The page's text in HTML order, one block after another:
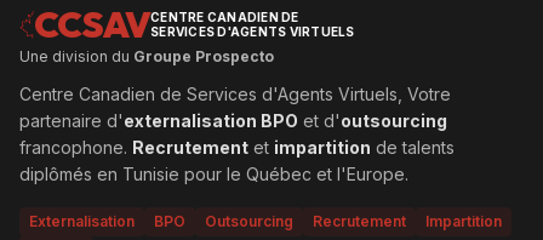
CCSAVCENTRE CANADIEN DE
SERVICES D'AGENTS VIRTUELS
Une division du Groupe Prospecto
Centre Canadien de Services d'Agents Virtuels, Votre
partenaire d'externalisation BPO et d'outsourcing
francophone. Recrutement et impartition de talents
diplômés en Tunisie pour le Québec et l'Europe.
Externalisation BPO Outsourcing Recrutement
Impartition